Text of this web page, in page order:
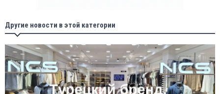
Другие новости в этой категории